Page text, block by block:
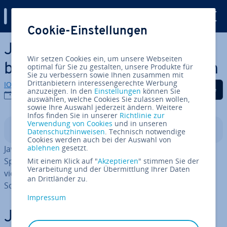
Zum Haupt­in­halt springen
Java vs. Ja­va­Script: Die
beiden Sprachen im Vergleich
IONOS Redaktion
21.07.2023
Auf Facebook teilen
Auf Twitter teilen
Auf LinkedIn
In­halts­ver­zeich­nis
Java und Ja­va­Script sind zwei grund­ver­schie­de­ne
Sprachen mit un­ter­schied­li­chen Ansätzen. Java ist eine
viel­sei­ti­ge Sprache, die kom­pi­liert werden muss, Ja­va­
Script hingegen eine in­ter­pre­tier­te Skript­spra­che.
Java und Ja­va­Script: (Nur)
Cookie-Einstellungen
Wir setzen Cookies ein, um unsere Webseiten
optimal für Sie zu gestalten, unsere Produkte für
Sie zu verbessern sowie Ihnen zusammen mit
Drittanbietern interessengerechte Werbung
anzuzeigen. In den Einstellungen können Sie
auswählen, welche Cookies Sie zulassen wollen,
sowie Ihre Auswahl jederzeit ändern. Weitere
Infos finden Sie in unserer Richtlinie zur
Verwendung von Cookies und in unseren
Datenschutzhinweisen. Technisch notwendige
Cookies werden auch bei der Auswahl von
ablehnen gesetzt.
Mit einem Klick auf "Akzeptieren" stimmen Sie der
Verarbeitung und der Übermittlung Ihrer Daten
an Drittländer zu.
Impressum